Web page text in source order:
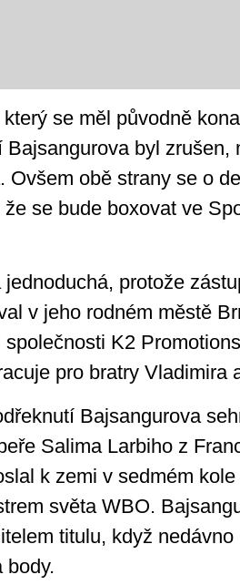
se měl původně
Bajsangurova byl zrušen,
Ovšem obě strany se o
se bude boxovat ve
protože
v jeho rodném městě
K2
pro bratry Vladimira
Bajsangurova
Salima Larbiho z
k zemi v sedmém
světa WBO.
titulu, když
body.